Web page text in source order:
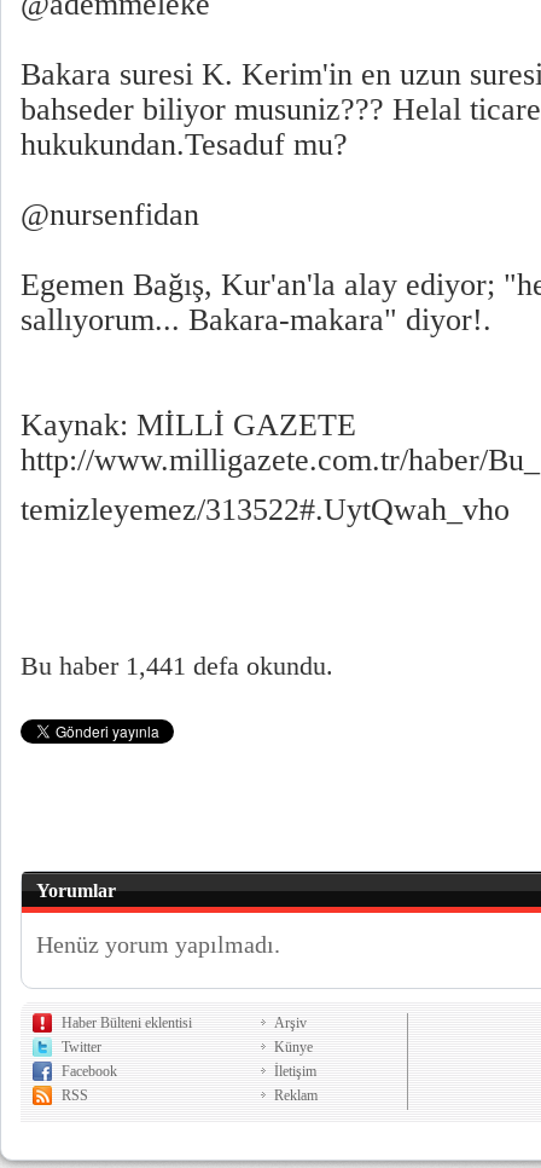
Bakara suresi K. Kerim'in en uzun
bahseder biliyor musuniz??? Helal
hukukundan.Tesaduf mu?
@nursenfidan
Egemen Bağış, Kur'an'la alay ediyor;
sallıyorum... Bakara-makara" diyor!.
Kaynak: MİLLİ GAZETE
http://www.milligazete.com.tr/haber/
temizleyemez/313522#.UytQwah_vho
Bu haber 1,441 defa okundu.
Yorumlar
Henüz yorum yapılmadı.
Haber Bülteni eklentisi
Twitter
Facebook
RSS
Arşiv
Künye
İletişim
Reklam